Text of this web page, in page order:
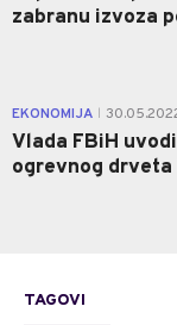
zabranu izvoza
EKONOMIJA
Vlada FBiH
ogrevnog
TAGOVI